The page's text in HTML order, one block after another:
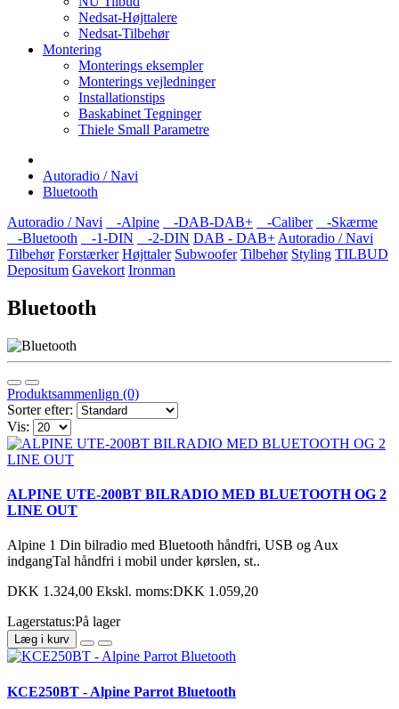
Nedsat-Højttalere
Nedsat-Tilbehør
Montering
Monterings eksempler
Monterings vejledninger
Installationstips
Baskabinet Tegninger
Thiele Small Parametre
Autoradio / Navi
Bluetooth
Autoradio / Navi
-Alpine -DAB-DAB+ -Caliber
-Skærme
-Bluetooth
-1-DIN -2-DIN DAB - DAB+ Autoradio / Navi
Tilbehør Forstærker Højttaler Subwoofer Tilbehør Styling TILBUD
Depositum Gavekort Ironman
Bluetooth
Produktsammenlign (0)
Sorter efter:
Vis:
ALPINE UTE-200BT BILRADIO MED BLUETOOTH OG 2
LINE OUT
Alpine 1 Din bilradio med Bluetooth håndfri, USB og Aux
indgangTal håndfri i mobil under kørslen, st..
DKK 1.324,00 Ekskl. moms:DKK 1.059,20
Lagerstatus:På lager
Læg i kurv
KCE250BT - Alpine Parrot Bluetooth